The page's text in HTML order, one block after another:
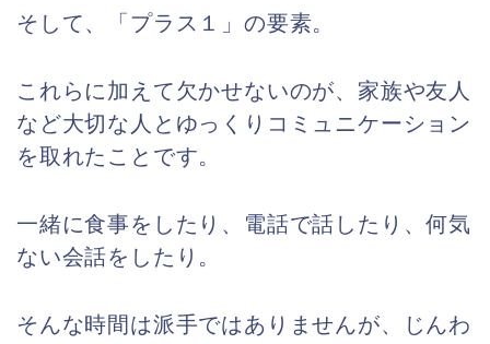
そして、「プラス１」の要素。
これらに加えて欠かせないのが、家族や友人
など大切な人とゆっくりコミュニケーション
を取れたことです。
一緒に食事をしたり、電話で話したり、何気
ない会話をしたり。
そんな時間は派手ではありませんが、じんわ